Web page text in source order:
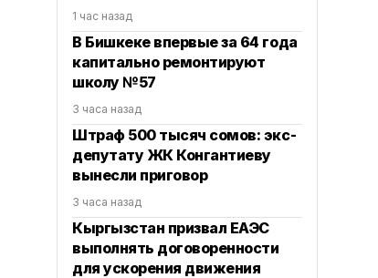
1 час назад
В Бишкеке впервые за 64 года
капитально ремонтируют
школу №57
3 часа назад
Штраф 500 тысяч сомов: экс-
депутату ЖК Конгантиеву
вынесли приговор
3 часа назад
Кыргызстан призвал ЕАЭС
выполнять договоренности
для ускорения движения